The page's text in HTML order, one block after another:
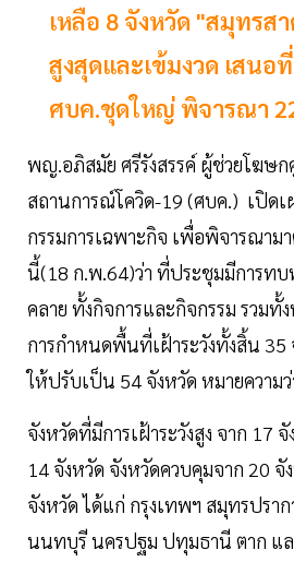
เหลือ 8 จังหวัด "สมุทรส
สูงสุดและเข้มงวด เสนอ
ศบค.ชุดใหญ่ พิจารณา
พญ.อภิสมัย ศรีรังสรรค์ ผู้ช่วยโฆษก
สถานการณ์โควิด-19 (ศบค.) เปิด
กรรมการเฉพาะกิจ เพื่อพิจารณาม
นี้(18 ก.พ.64)ว่า ที่ประชุมมีการทบ
คลาย ทั้งกิจการและกิจกรรม รวมทั้
การกำหนดพื้นที่เฝ้าระวังทั้งสิ้น 35
ให้ปรับเป็น 54 จังหวัด หมายความว่
จังหวัดที่มีการเฝ้าระวังสูง จาก 17
14 จังหวัด จังหวัดควบคุมจาก 20 จั
จังหวัด ได้แก่ กรุงเทพฯ สมุทรปราก
นนทบุรี นครปฐม ปทุมธานี ตาก แ